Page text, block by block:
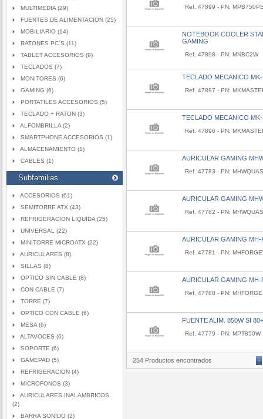
MULTIMEDIA (29)
FUENTES DE ALIMENTACION (25)
MOBILIARIO (14)
RATONES PC´S (11)
TABLET ACCESORIOS (9)
TECLADOS (7)
MONITORES (6)
GAMING (6)
PORTATILES ACCESORIOS (5)
TECLADO + RATON (3)
ALFOMBRILLA (2)
SMARTPHONE ACCESORIOS (1)
ALMACENAMIENTO (1)
CABLES (1)
Subfamilias
ACCESORIOS (61)
SEMITORRE ATX (43)
REFRIGERACION LIQUIDA (25)
UNIVERSAL (22)
MINITORRE MICROATX (22)
AURICULARES (8)
SILLAS (8)
OPTICO SIN CABLE (8)
CON CABLE (7)
TORRE (7)
OPTICO CON CABLE (6)
MESA (6)
ALTAVOCES (6)
SOPORTE (6)
GAMEPAD (5)
REFRIGERACION (4)
MICROFONOS (3)
AURICULARES INALAMBRICOS
(2)
BARRA SONIDO (2)
Ref. 47899 - PN:
NOTEBOOK COOLER
GAMING
Ref. 47898 - PN: MNBC2W
TECLADO MECANICO
Ref. 47897 - PN:
TECLADO MECANICO
Ref. 47896 - PN:
AURICULAR GAMING
Ref. 47783 - PN:
AURICULAR GAMING
Ref. 47782 - PN:
AURICULAR GAMING
Ref. 47781 - PN:
AURICULAR GAMING
Ref. 47780 - PN: MHFORGE
FUENTE ALIM. 850W SI
Ref. 47779 - PN: MPT850W
254 Productos encontrados «